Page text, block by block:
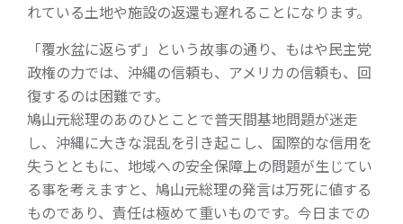
れている土地や施設の返還も遅れることになります。
「覆水盆に返らず」という故事の通り、もはや民主党
政権の力では、沖縄の信頼も、アメリカの信頼も、回
復するのは困難です。
鳩山元総理のあのひとことで普天間基地問題が迷走
し、沖縄に大きな混乱を引き起こし、国際的な信用を
失うとともに、地域への安全保障上の問題が生じてい
る事を考えますと、鳩山元総理の発言は万死に値する
ものであり、責任は極めて重いものです。今日までの